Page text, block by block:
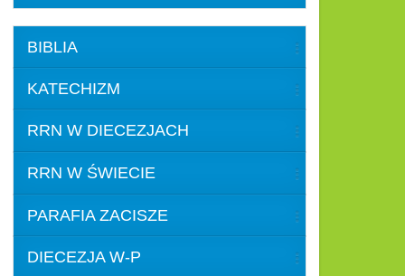
BIBLIA
KATECHIZM
RRN W DIECEZJACH
RRN W ŚWIECIE
PARAFIA ZACISZE
DIECEZJA W-P